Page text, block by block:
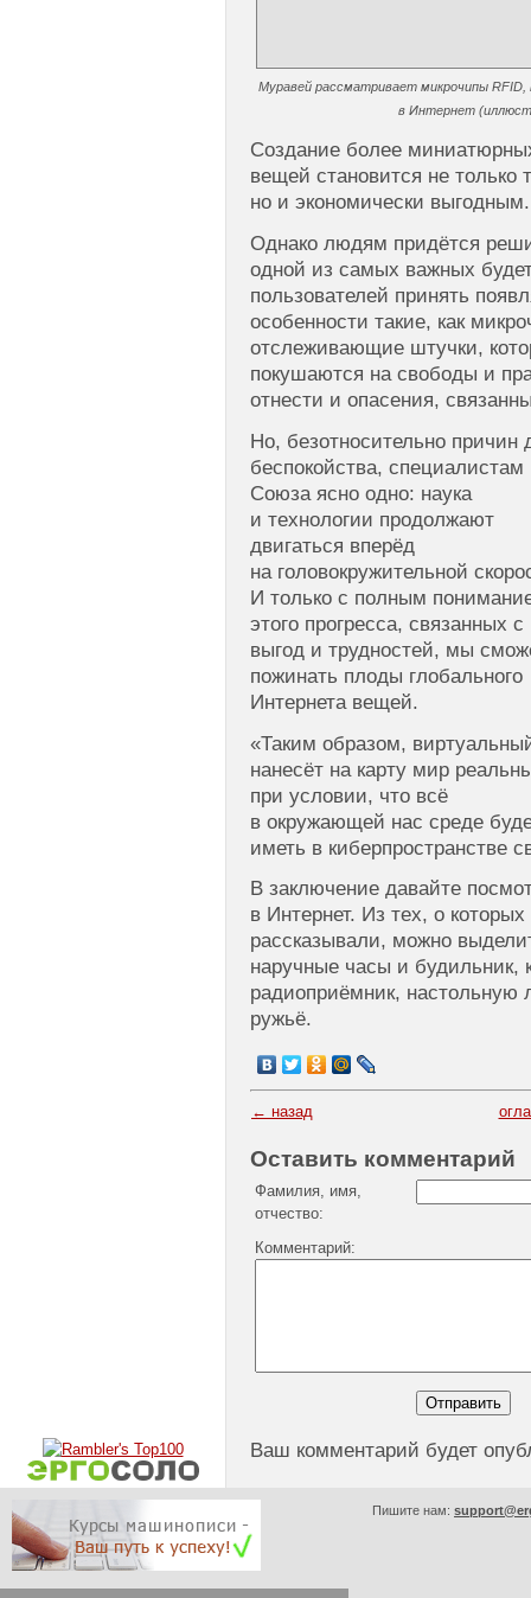
Муравей рассматривает микрочипы
в Интернет
Создание более
вещей становится не только
но и экономически выгодным.
Однако людям придётся
одной из самых важных
пользователей принять
особенности такие, как
отслеживающие штучки,
покушаются на свободы и
отнести и опасения,
Но, безотносительно причин
беспокойства, специалистам
Союза ясно одно: наука
и технологии продолжают
двигаться вперёд
на головокружительной
И только с полным
этого прогресса, связанных
выгод и трудностей, мы
пожинать плоды глобального
Интернета вещей.
«Таким образом,
нанесёт на карту мир
при условии, что всё
в окружающей нас среде
иметь в киберпространстве
В заключение давайте
в Интернет. Из тех, о
рассказывали, можно
наручные часы и
радиоприёмник, настольную
ружьё.
← назад
Оставить комментарий
Фамилия, имя,
отчество:
Комментарий:
Ваш комментарий будет
Пишите нам: